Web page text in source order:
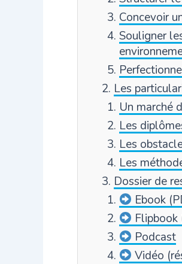
Concevoir
Souligner
Les
Un marché
Les
Les
Les
Dossier de
Ebook
Flipbook
Podcast
Vidéo